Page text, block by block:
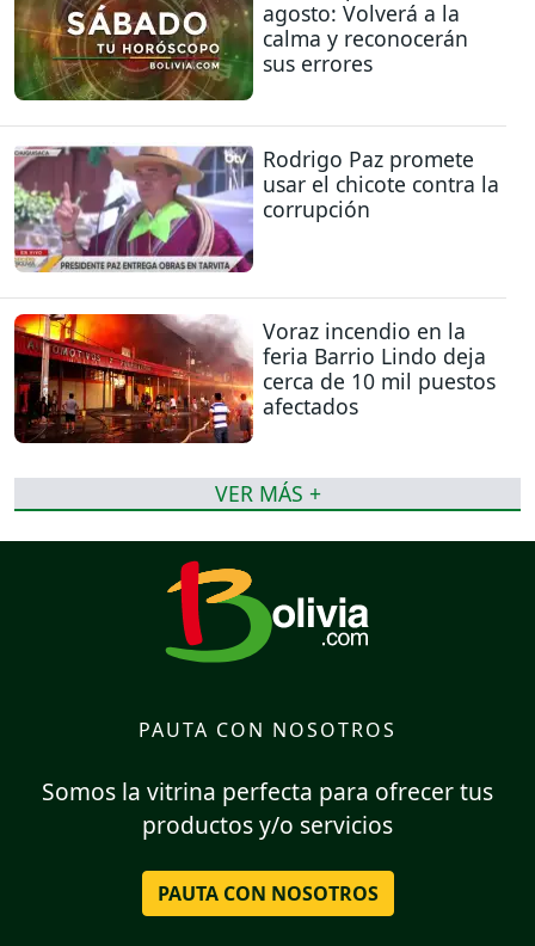
agosto: Volverá a la
calma y reconocerán
sus errores
Rodrigo Paz promete
usar el chicote contra la
corrupción
Voraz incendio en la
feria Barrio Lindo deja
cerca de 10 mil puestos
afectados
VER MÁS +
PAUTA CON NOSOTROS
Somos la vitrina perfecta para ofrecer tus
productos y/o servicios
PAUTA CON NOSOTROS